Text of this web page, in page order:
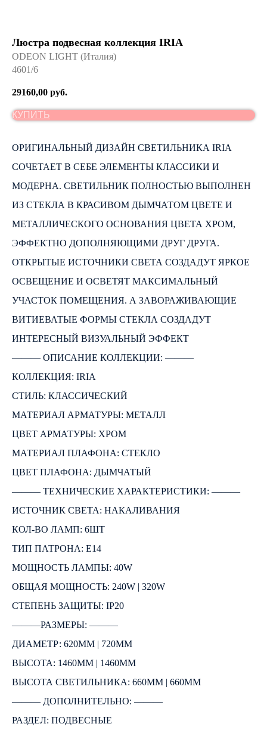
Люстра подвесная коллекция IRIA
ODEON LIGHT (Италия)
4601/6
29160,00 руб.
КУПИТЬ
ОРИГИНАЛЬНЫЙ ДИЗАЙН СВЕТИЛЬНИКА IRIA
СОЧЕТАЕТ В СЕБЕ ЭЛЕМЕНТЫ КЛАССИКИ И
МОДЕРНА. СВЕТИЛЬНИК ПОЛНОСТЬЮ ВЫПОЛНЕН
ИЗ СТЕКЛА В КРАСИВОМ ДЫМЧАТОМ ЦВЕТЕ И
МЕТАЛЛИЧЕСКОГО ОСНОВАНИЯ ЦВЕТА ХРОМ,
ЭФФЕКТНО ДОПОЛНЯЮЩИМИ ДРУГ ДРУГА.
ОТКРЫТЫЕ ИСТОЧНИКИ СВЕТА СОЗДАДУТ ЯРКОЕ
ОСВЕЩЕНИЕ И ОСВЕТЯТ МАКСИМАЛЬНЫЙ
УЧАСТОК ПОМЕЩЕНИЯ. А ЗАВОРАЖИВАЮЩИЕ
ВИТИЕВАТЫЕ ФОРМЫ СТЕКЛА СОЗДАДУТ
ИНТЕРЕСНЫЙ ВИЗУАЛЬНЫЙ ЭФФЕКТ
――― ОПИСАНИЕ КОЛЛЕКЦИИ: ―――
КОЛЛЕКЦИЯ: IRIA
СТИЛЬ: КЛАССИЧЕСКИЙ
МАТЕРИАЛ АРМАТУРЫ: МЕТАЛЛ
ЦВЕТ АРМАТУРЫ: ХРОМ
МАТЕРИАЛ ПЛАФОНА: СТЕКЛО
ЦВЕТ ПЛАФОНА: ДЫМЧАТЫЙ
――― ТЕХНИЧЕСКИЕ ХАРАКТЕРИСТИКИ: ―――
ИСТОЧНИК СВЕТА: НАКАЛИВАНИЯ
КОЛ-ВО ЛАМП: 6ШТ
ТИП ПАТРОНА: E14
МОЩНОСТЬ ЛАМПЫ: 40W
ОБЩАЯ МОЩНОСТЬ: 240W | 320W
СТЕПЕНЬ ЗАЩИТЫ: IP20
―――РАЗМЕРЫ: ―――
ДИАМЕТР: 620ММ | 720ММ
ВЫСОТА: 1460ММ | 1460ММ
ВЫСОТА СВЕТИЛЬНИКА: 660ММ | 660ММ
――― ДОПОЛНИТЕЛЬНО: ―――
РАЗДЕЛ: ПОДВЕСНЫЕ